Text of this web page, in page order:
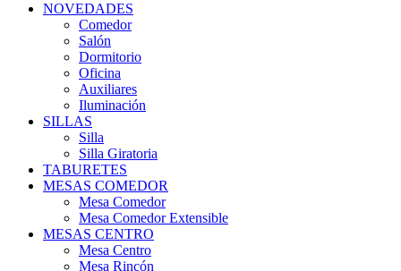
NOVEDADES
Comedor
Salón
Dormitorio
Oficina
Auxiliares
Iluminación
SILLAS
Silla
Silla Giratoria
TABURETES
MESAS COMEDOR
Mesa Comedor
Mesa Comedor Extensible
MESAS CENTRO
Mesa Centro
Mesa Rincón